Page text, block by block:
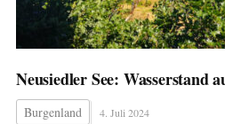
Neusiedler See: Wasserstand
Burgenland 4. Juli 2024